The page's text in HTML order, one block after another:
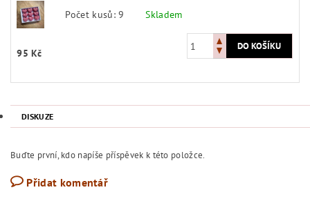
Počet kusů: 9 Skladem
95 Kč
DISKUZE
Buďte první, kdo napíše příspěvek k této položce.
Přidat komentář